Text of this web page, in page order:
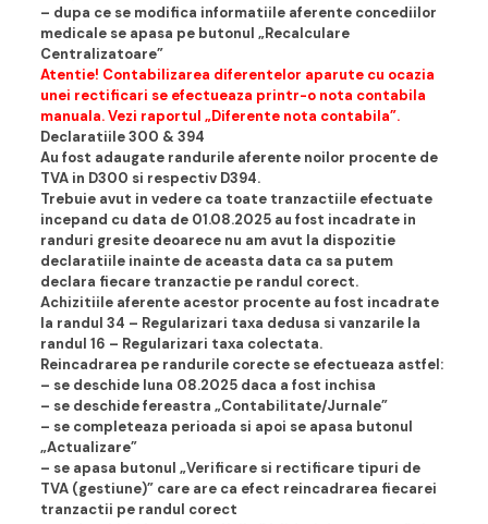
– dupa ce se modifica informatiile aferente concediilor
medicale se apasa pe butonul „Recalculare
Centralizatoare”
Atentie! Contabilizarea diferentelor aparute cu ocazia
unei rectificari se efectueaza printr-o nota contabila
manuala. Vezi raportul „Diferente nota contabila”.
Declaratiile 300 & 394
Au fost adaugate randurile aferente noilor procente de
TVA in D300 si respectiv D394.
Trebuie avut in vedere ca toate tranzactiile efectuate
incepand cu data de 01.08.2025 au fost incadrate in
randuri gresite deoarece nu am avut la dispozitie
declaratiile inainte de aceasta data ca sa putem
declara fiecare tranzactie pe randul corect.
Achizitiile aferente acestor procente au fost incadrate
la randul 34 – Regularizari taxa dedusa si vanzarile la
randul 16 – Regularizari taxa colectata.
Reincadrarea pe randurile corecte se efectueaza astfel:
– se deschide luna 08.2025 daca a fost inchisa
– se deschide fereastra „Contabilitate/Jurnale”
– se completeaza perioada si apoi se apasa butonul
„Actualizare”
– se apasa butonul „Verificare si rectificare tipuri de
TVA (gestiune)” care are ca efect reincadrarea fiecarei
tranzactii pe randul corect